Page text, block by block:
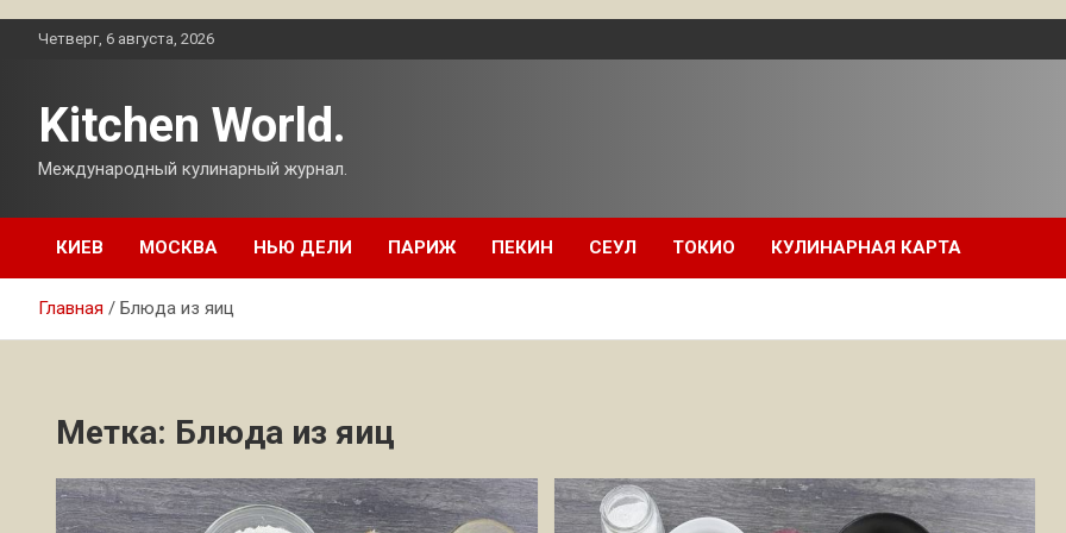
ПерейтиЧетверг, 6 августа, 2026
Kitchen World.
Международный кулинарный журнал.
КИЕВ МОСКВА НЬЮ ДЕЛИ ПАРИЖ ПЕКИН СЕУЛ ТОКИО КУЛИНАРНАЯ КАРТА
Главная Блюда из яиц
Метка: Блюда из яиц